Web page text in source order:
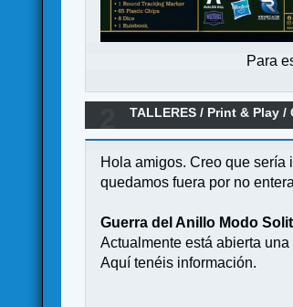
Para
TALLERES / Print & Play /
Hola amigos. Creo que sería
quedamos fuera por no
Guerra del Anillo Modo
Actualmente está abierta
Aquí tenéis información.